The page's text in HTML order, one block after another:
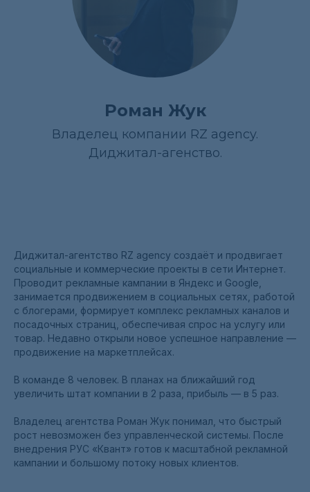
Роман Жук
Владелец компании RZ agency.
Диджитал-агенство.
Диджитал-агентство RZ agency создаёт и продвигает
социальные и коммерческие проекты в сети Интернет.
Проводит рекламные кампании в Яндекс и Google,
занимается продвижением в социальных сетях, работой
с блогерами, формирует комплекс рекламных каналов и
посадочных страниц, обеспечивая спрос на услугу или
товар. Недавно открыли новое успешное направление —
продвижение на маркетплейсах.
В команде 8 человек. В планах на ближайший год
увеличить штат компании в 2 раза, прибыль — в 5 раз.
Владелец агентства Роман Жук понимал, что быстрый
рост невозможен без управленческой системы. После
внедрения РУС «Квант» готов к масштабной рекламной
кампании и большому потоку новых клиентов.